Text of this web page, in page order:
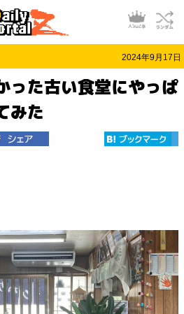
2024年9月17日
った古い食堂にやっぱ
みた